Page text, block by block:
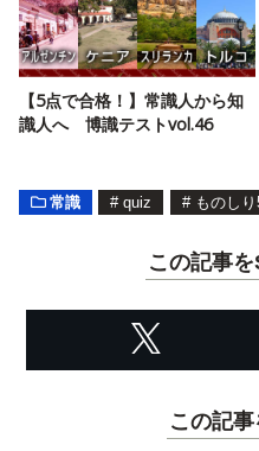
【5点で合格！】常識人から知
識人へ 博識テストvol.46
常識 # quiz # ものしり
この記事
この記